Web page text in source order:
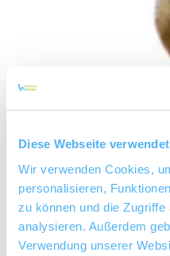
Diese Webseite
Wir verwenden Cookies,
personalisieren,
zu können und die
analysieren. Außerdem
Verwendung unserer